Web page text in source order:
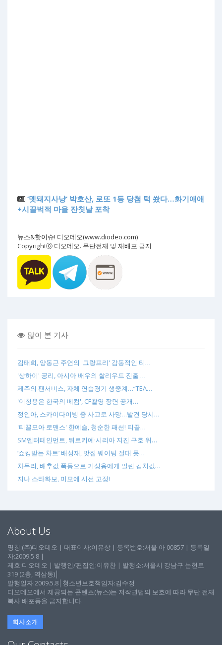
‘멧돼지사냥’ 박호산, 로또 1등 당첨 턱 쐈다…화기애애
+시끌벅적 마을 잔칫날 포착
뉴스&핫이슈! 디오데오(www.diodeo.com)
Copyrightⓒ 디오데오. 무단전재 및 재배포 금지
많이 본 기사
김태희, 양동근 주연의 '그랑프리' 감동적인 티…
'상하이' 공리, 아시아 배우의 할리우드 진출 …
제주의 팬서비스, 자체 연습경기 생중계…“TEA…
'이청용은 한국의 베컴', CF촬영 장면 공개…
정인아, 스카이다이빙 중 사고로 사망…발견 당시…
'티끌모아 로맨스' 한예슬, 청순한 패션! 티끌…
SM엔터테인먼트, 튀르키예·시리아 지진 구호 위…
‘쇼킹받는 차트’ 배성재, 맛집 웨이팅 절대 못…
차두리, 배추값 폭등으로 기성용에게 밀린 김치값…
지나 스타화보, 미모에 시선 고정!
About Us
명칭:(주)디오데오 | 대표이사:이유상 | 등록번호:서울 아 00857 | 등록일
자:2009.5.8 |
제호:디오데오 | 발행인/편집인:이유찬 | 발행소:서울시 강남구 논현로
319 (2층, 역삼동)│
발행일자:2009.5.8│청소년보호책임자:김수정
디오데오에서 제공되는 콘텐츠(뉴스)는 저작권법의 보호에 따라 무단 전재
복사 배포등을 금지합니다.
회사소개